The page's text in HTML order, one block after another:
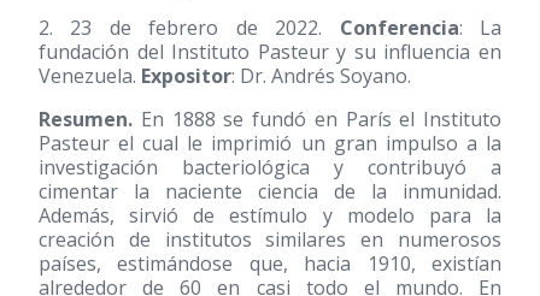
2. 23 de febrero de 2022. Conferencia: La
fundación del Instituto Pasteur y su influencia en
Venezuela. Expositor: Dr. Andrés Soyano.
Resumen. En 1888 se fundó en París el Instituto
Pasteur el cual le imprimió un gran impulso a la
investigación bacteriológica y contribuyó a
cimentar la naciente ciencia de la inmunidad.
Además, sirvió de estímulo y modelo para la
creación de institutos similares en numerosos
países, estimándose que, hacia 1910, existían
alrededor de 60 en casi todo el mundo. En